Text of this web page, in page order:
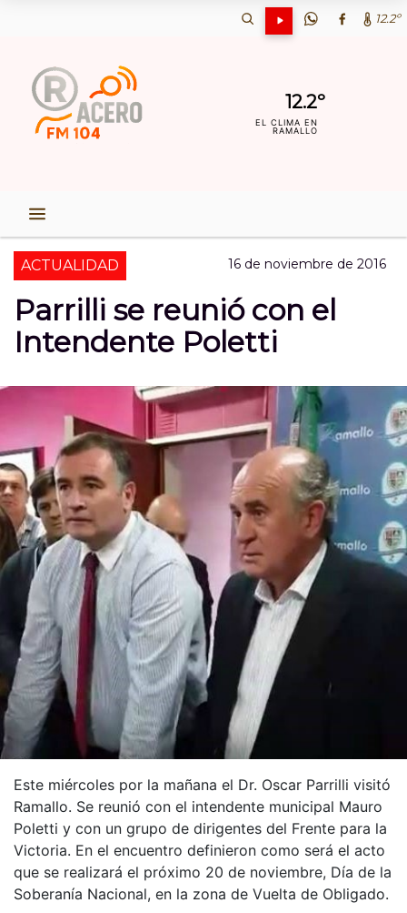
12.2º
12.2º
EL CLIMA EN
RAMALLO
ACTUALIDAD 16 de noviembre de 2016
Parrilli se reunió con el
Intendente Poletti
Este miércoles por la mañana el Dr. Oscar Parrilli visitó
Ramallo. Se reunió con el intendente municipal Mauro
Poletti y con un grupo de dirigentes del Frente para la
Victoria. En el encuentro definieron como será el acto
que se realizará el próximo 20 de noviembre, Día de la
Soberanía Nacional, en la zona de Vuelta de Obligado.